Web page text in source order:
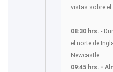
vistas sobre el
08:30 hrs. -
el norte de
Newcastle.
09:45 hrs. -